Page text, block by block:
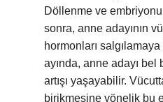
Döllenme ve
sonra, anne adayının
hormonları
ayında, anne adayı
artışı yaşayabilir.
birikmesine yönelik bu